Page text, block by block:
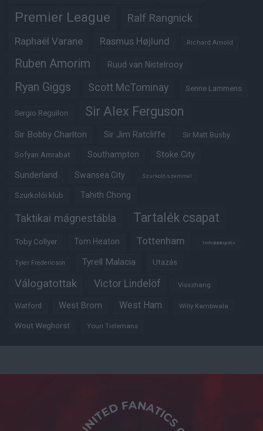
Premier League Ralf Rangnick
Raphaël Varane Rasmus Højlund Richard Arnold
Ruben Amorim Ruud van Nistelrooy
Ryan Giggs Scott McTominay Senne Lammens
Sergio Reguilon Sir Alex Ferguson
Sir Bobby Charlton Sir Jim Ratcliffe Sir Matt Busby
Sofyan Amrabat Southampton Stoke City
Sunderland Swansea City Szurkoló szemmel
Szurkolói klub Tahith Chong
Taktikai mágnestábla Tartalék csapat
Toby Collyer Tom Heaton Tottenham Trófeabibliográfia
Tyler Fredericson Tyrell Malacia Utazás
Válogatottak Victor Lindelöf Visszhang
Watford West Brom West Ham Willy Kambwala
Wout Weghorst Youri Tielemans